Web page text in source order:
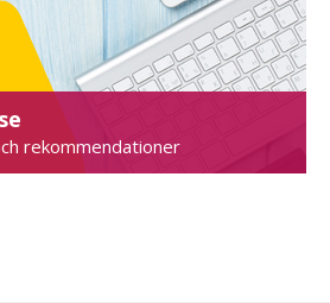
rekommendationer